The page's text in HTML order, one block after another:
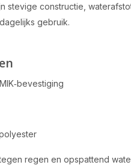
stevige constructie,
gebruik.
regen en opspattend